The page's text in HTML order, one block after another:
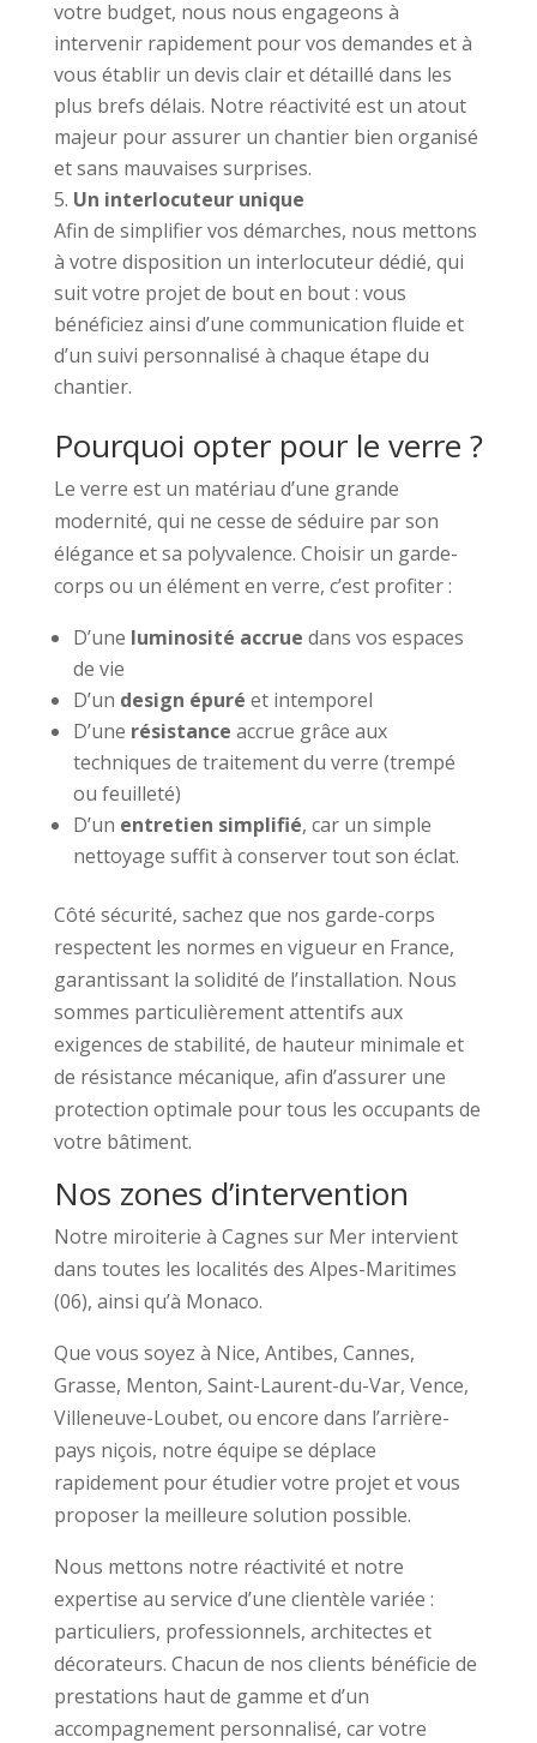
votre budget, nous nous engageons à
intervenir rapidement pour vos demandes et à
vous établir un devis clair et détaillé dans les
plus brefs délais. Notre réactivité est un atout
majeur pour assurer un chantier bien organisé
et sans mauvaises surprises.
Un interlocuteur unique
Afin de simplifier vos démarches, nous mettons
à votre disposition un interlocuteur dédié, qui
suit votre projet de bout en bout : vous
bénéficiez ainsi d’une communication fluide et
d’un suivi personnalisé à chaque étape du
chantier.
Pourquoi opter pour le verre ?
Le verre est un matériau d’une grande
modernité, qui ne cesse de séduire par son
élégance et sa polyvalence. Choisir un garde-
corps ou un élément en verre, c’est profiter :
D’une luminosité accrue dans vos espaces
de vie
D’un design épuré et intemporel
D’une résistance accrue grâce aux
techniques de traitement du verre (trempé
ou feuilleté)
D’un entretien simplifié, car un simple
nettoyage suffit à conserver tout son éclat.
Côté sécurité, sachez que nos garde-corps
respectent les normes en vigueur en France,
garantissant la solidité de l’installation. Nous
sommes particulièrement attentifs aux
exigences de stabilité, de hauteur minimale et
de résistance mécanique, afin d’assurer une
protection optimale pour tous les occupants de
votre bâtiment.
Nos zones d’intervention
Notre miroiterie à Cagnes sur Mer intervient
dans toutes les localités des Alpes-Maritimes
(06), ainsi qu’à Monaco.
Que vous soyez à Nice, Antibes, Cannes,
Grasse, Menton, Saint-Laurent-du-Var, Vence,
Villeneuve-Loubet, ou encore dans l’arrière-
pays niçois, notre équipe se déplace
rapidement pour étudier votre projet et vous
proposer la meilleure solution possible.
Nous mettons notre réactivité et notre
expertise au service d’une clientèle variée :
particuliers, professionnels, architectes et
décorateurs. Chacun de nos clients bénéficie de
prestations haut de gamme et d’un
accompagnement personnalisé, car votre